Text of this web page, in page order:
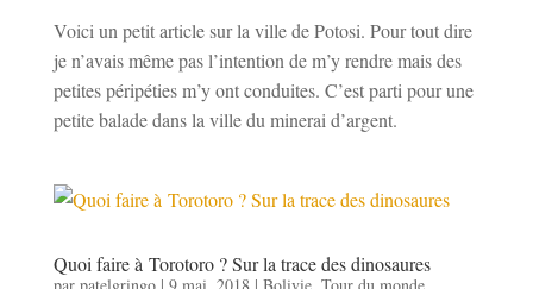
Voici un petit article sur la ville de Potosi. Pour tout dire
je n’avais même pas l’intention de m’y rendre mais des
petites péripéties m’y ont conduites. C’est parti pour une
petite balade dans la ville du minerai d’argent.
Quoi faire à Torotoro ? Sur la trace des dinosaures